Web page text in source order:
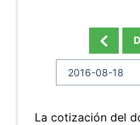
La cotización del